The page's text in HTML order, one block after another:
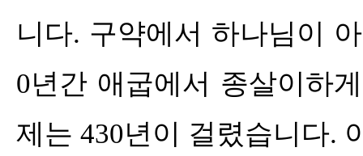
니다. 구약에서 하나님이
0년간 애굽에서 종살이하
제는 430년이 걸렸습니다.